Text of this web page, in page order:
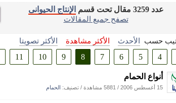
عدد 3259 مقال تحت قسم
الإنتاج الحيوانى
تصفح جميع المقالات
حسب الأحدث الأكثر مشاهدة
الأكثر تصويتا
4
5
6
7
8
9
10
11
أنواع الحمام
15 أغسطس 2006 / 5881 مشاهدة / تصنيف: الحمام